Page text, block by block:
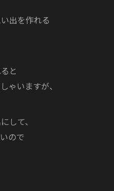
出を作れる
と
ゃいますが、
して、
ので